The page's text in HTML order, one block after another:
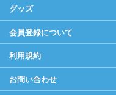
グッズ
会員登録について
利用規約
お問い合わせ